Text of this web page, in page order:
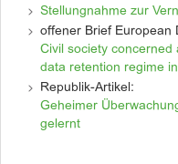
Stellungnahme zur
offener Brief European
Civil society concerned
data retention regime
Republik-Artikel:
Geheimer
gelernt